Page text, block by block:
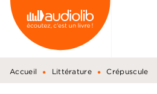
MENU RECHERCHE
PIED DE PAGE
Accueil • Littérature • Crépuscule